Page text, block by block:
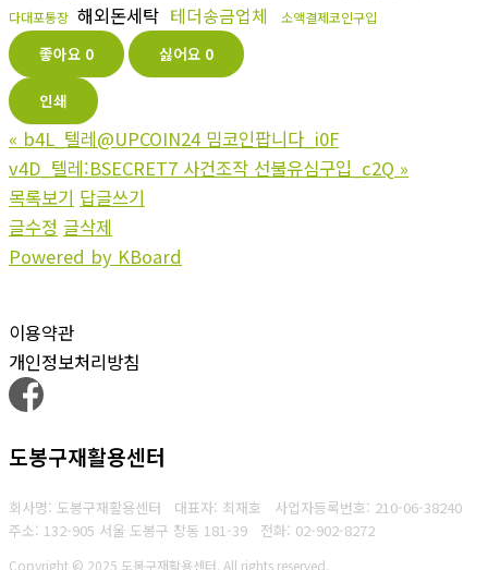
다대포통장 해외돈세탁 테더송금업체 소액결제코인구입
좋아요 0 싫어요 0
인쇄
« b4L_텔레@UPCOIN24 밈코인팝니다_i0F
v4D_텔레:BSECRET7 사건조작 선불유심구입_c2Q »
목록보기 답글쓰기
글수정 글삭제
Powered by KBoard
이용약관
개인정보처리방침
도봉구재활용센터
회사명: 도봉구재활용센터 대표자: 최재호 사업자등록번호: 210-06-38240
주소: 132-905 서울 도봉구 창동 181-39 전화: 02-902-8272
Copyright © 2025 도봉구재활용센터. All rights reserved.